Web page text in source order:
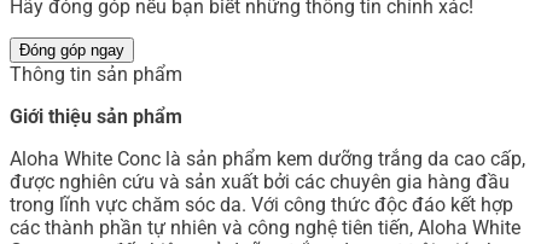
Hãy đóng góp nếu bạn biết những thông tin chính xác!
Đóng góp ngay
Thông tin sản phẩm
Giới thiệu sản phẩm
Aloha White Conc là sản phẩm kem dưỡng trắng da cao cấp,
được nghiên cứu và sản xuất bởi các chuyên gia hàng đầu
trong lĩnh vực chăm sóc da. Với công thức độc đáo kết hợp
các thành phần tự nhiên và công nghệ tiên tiến, Aloha White